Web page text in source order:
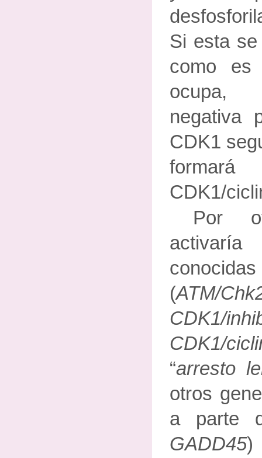
Si esta
como
ocupa,
negativa
CDK1
CDK1/
Por
conocidas
(ATM/
CDK1/
CDK1/
“arresto
otros
a parte
GADD45)